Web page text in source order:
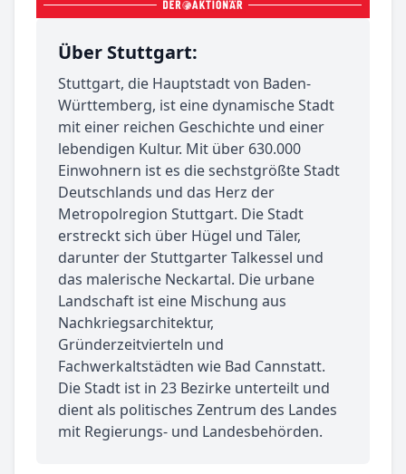
Über Stuttgart:
Stuttgart, die Hauptstadt von Baden-
Württemberg, ist eine dynamische Stadt
mit einer reichen Geschichte und einer
lebendigen Kultur. Mit über 630.000
Einwohnern ist es die sechstgrößte Stadt
Deutschlands und das Herz der
Metropolregion Stuttgart. Die Stadt
erstreckt sich über Hügel und Täler,
darunter der Stuttgarter Talkessel und
das malerische Neckartal. Die urbane
Landschaft ist eine Mischung aus
Nachkriegsarchitektur,
Gründerzeitvierteln und
Fachwerkaltstädten wie Bad Cannstatt.
Die Stadt ist in 23 Bezirke unterteilt und
dient als politisches Zentrum des Landes
mit Regierungs- und Landesbehörden.